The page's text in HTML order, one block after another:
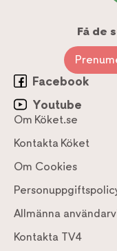
Få de
Facebook
Youtube
Om Köket.se
Kontakta Köket
Om Cookies
Allmänna
Kontakta TV4